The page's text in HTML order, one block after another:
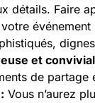
détails. Faire
événement
et
de partage
Vous n’aurez